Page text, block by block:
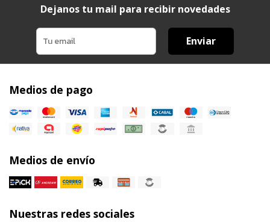
Dejanos tu mail para recibir novedades
Enviar
Medios de pago
Medios de envío
Nuestras redes sociales